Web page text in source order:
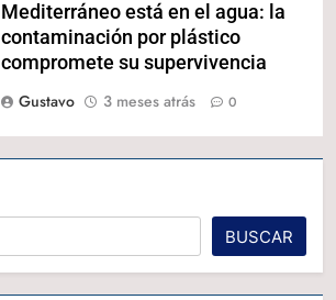
Mediterráneo está en el agua: la
contaminación por plástico
compromete su supervivencia
Gustavo
3 meses atrás 0
BUSCAR